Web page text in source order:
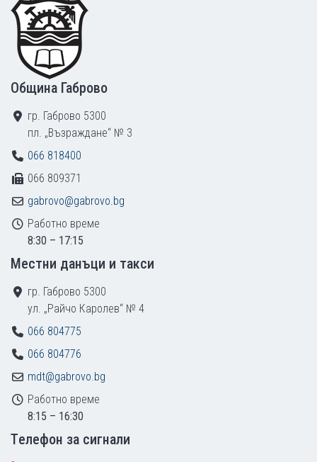
Община Габрово
гр. Габрово 5300
пл. „Възраждане“ № 3
066 818400
066 809371
gabrovo@gabrovo.bg
Работно време
8:30 – 17:15
Местни данъци и такси
гр. Габрово 5300
ул. „Райчо Каролев“ № 4
066 804775
066 804776
mdt@gabrovo.bg
Работно време
8:15 – 16:30
Tелефон за сигнали